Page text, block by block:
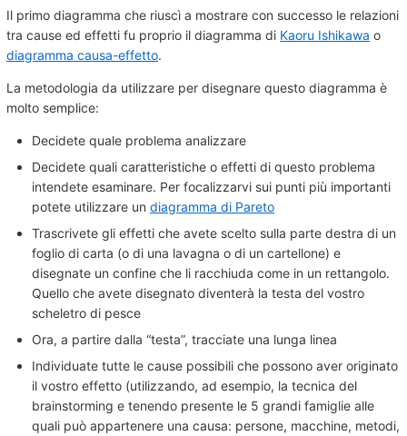
Il primo diagramma che riuscì a mostrare con successo le relazioni
tra cause ed effetti fu proprio il diagramma di Kaoru Ishikawa o
diagramma causa-effetto.
La metodologia da utilizzare per disegnare questo diagramma è
molto semplice:
Decidete quale problema analizzare
Decidete quali caratteristiche o effetti di questo problema
intendete esaminare. Per focalizzarvi sui punti più importanti
potete utilizzare un diagramma di Pareto
Trascrivete gli effetti che avete scelto sulla parte destra di un
foglio di carta (o di una lavagna o di un cartellone) e
disegnate un confine che li racchiuda come in un rettangolo.
Quello che avete disegnato diventerà la testa del vostro
scheletro di pesce
Ora, a partire dalla “testa”, tracciate una lunga linea
Individuate tutte le cause possibili che possono aver originato
il vostro effetto (utilizzando, ad esempio, la tecnica del
brainstorming e tenendo presente le 5 grandi famiglie alle
quali può appartenere una causa: persone, macchine, metodi,